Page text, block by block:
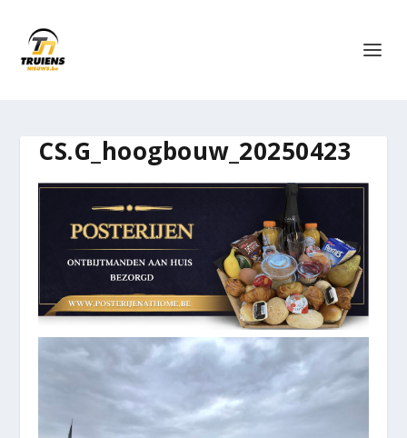
CS.G_hoogbouw_20250423